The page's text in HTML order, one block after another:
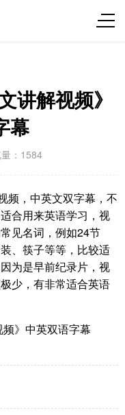
讲解视频》
幕
：1584
频，中英文双字幕，不
合用来英语学习，视
见名词，例如24节
、筷子等等，比较适
为是早前纪录片，视
少，有非常适合英语